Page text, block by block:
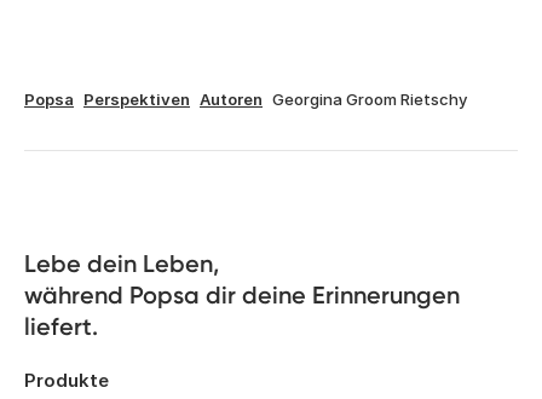
Popsa Perspektiven Autoren Georgina Groom Rietschy
Lebe dein Leben,
während Popsa dir deine Erinnerungen
liefert.
Produkte